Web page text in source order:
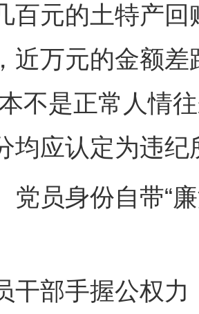
百元的土特产
近万元的金额
不是正常人情
均应认定为违
员身份自带“廉
部手握公权力